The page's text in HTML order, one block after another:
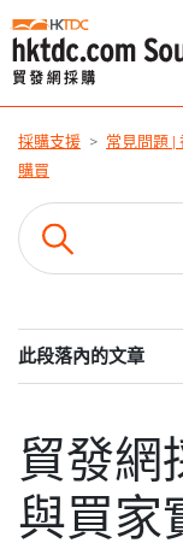
採購支援 常見問題 |
購買
此段落內的文章
貿發網
與買家